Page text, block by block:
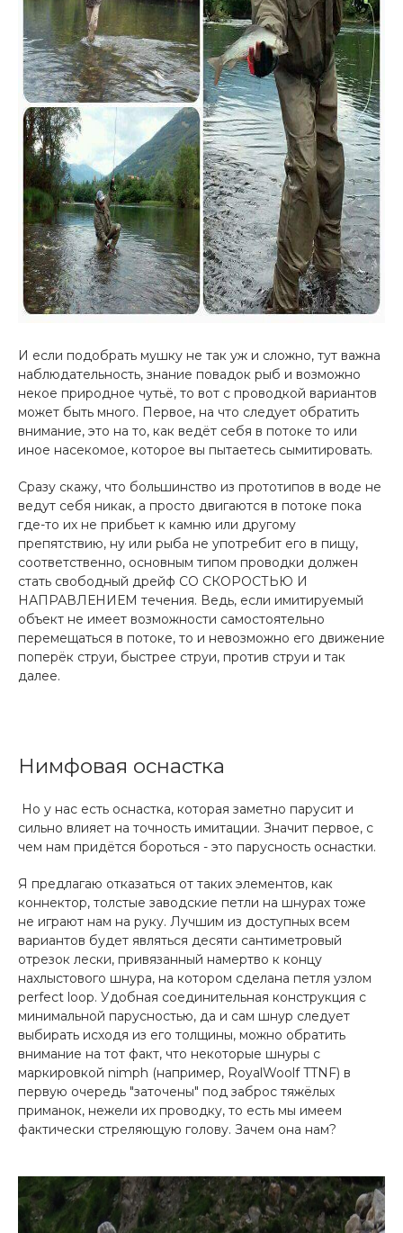
И если подобрать мушку не так уж и сложно, тут важна
наблюдательность, знание повадок рыб и возможно
некое природное чутьё, то вот с проводкой вариантов
может быть много. Первое, на что следует обратить
внимание, это на то, как ведёт себя в потоке то или
иное насекомое, которое вы пытаетесь сымитировать.
Сразу скажу, что большинство из прототипов в воде не
ведут себя никак, а просто двигаются в потоке пока
где-то их не прибьет к камню или другому
препятствию, ну или рыба не употребит его в пищу,
соответственно, основным типом проводки должен
стать свободный дрейф СО СКОРОСТЬЮ И
НАПРАВЛЕНИЕМ течения. Ведь, если имитируемый
объект не имеет возможности самостоятельно
перемещаться в потоке, то и невозможно его движение
поперёк струи, быстрее струи, против струи и так
далее.
Нимфовая оснастка
Но у нас есть оснастка, которая заметно парусит и
сильно влияет на точность имитации. Значит первое, с
чем нам придётся бороться - это парусность оснастки.
Я предлагаю отказаться от таких элементов, как
коннектор, толстые заводские петли на шнурах тоже
не играют нам на руку. Лучшим из доступных всем
вариантов будет являться десяти сантиметровый
отрезок лески, привязанный намертво к концу
нахлыстового шнура, на котором сделана петля узлом
perfect loop. Удобная соединительная конструкция с
минимальной парусностью, да и сам шнур следует
выбирать исходя из его толщины, можно обратить
внимание на тот факт, что некоторые шнуры с
маркировкой nimph (например, RoyalWoolf TTNF) в
первую очередь "заточены" под заброс тяжёлых
приманок, нежели их проводку, то есть мы имеем
фактически стреляющую голову. Зачем она нам?